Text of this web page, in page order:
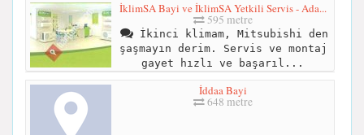
İklimSA Bayi ve İklimSA Yetkili Servis - Ada...
595 metre
İkinci klimam, Mitsubishi den
şaşmayın derim. Servis ve montaj
gayet hızlı ve başarıl...
İddaa Bayi
648 metre